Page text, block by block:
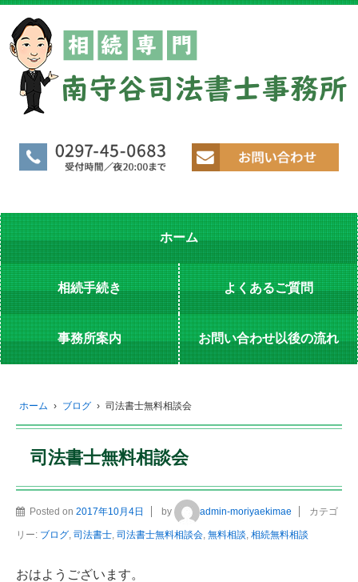
ホーム
相続手続き よくあるご質問
事務所案内 お問い合わせ以後の流れ
ホーム › ブログ › 司法書士無料相談会
司法書士無料相談会
Posted on 2017年10月4日 by admin-moriyaekimae カテゴ
リー: ブログ, 司法書士, 司法書士無料相談会, 無料相談, 相続無料相談
おはようございます。